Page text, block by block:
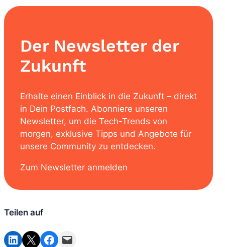
Der Newsletter der
Zukunft
Erhalte einen Einblick in die Zukunft – direkt
in Dein Postfach. Abonniere unseren
Newsletter, um die Tech-Trends von
morgen, exklusive Tipps und Angebote für
unsere Community zu entdecken.
Zum Newsletter anmelden
Teilen auf
Share on LinkedIn Share on X Share on Facebook Email this Page